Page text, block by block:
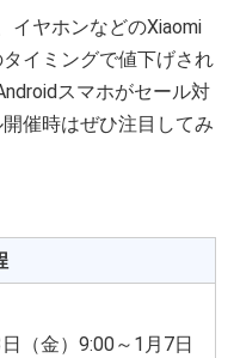
イヤホンなどのXiaomi
イミングで値下げされ
スマホがセール対
催時はぜひ注目してみ
（金）9:00～1月7日